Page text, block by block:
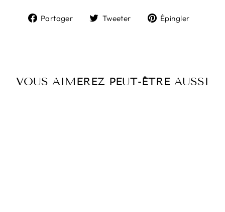
Partager
PartagerTweeter
TweeterÉpingler
VOUS AIMEREZ PEUT-ÊTRE AUSSI